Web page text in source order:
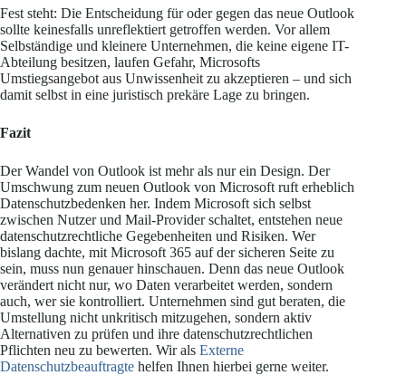
Fest steht: Die Entscheidung für oder gegen das neue Outlook
sollte keinesfalls unreflektiert getroffen werden. Vor allem
Selbständige und kleinere Unternehmen, die keine eigene IT-
Abteilung besitzen, laufen Gefahr, Microsofts
Umstiegsangebot aus Unwissenheit zu akzeptieren – und sich
damit selbst in eine juristisch prekäre Lage zu bringen.
Fazit
Der Wandel von Outlook ist mehr als nur ein Design. Der
Umschwung zum neuen Outlook von Microsoft ruft erheblich
Datenschutzbedenken her. Indem Microsoft sich selbst
zwischen Nutzer und Mail-Provider schaltet, entstehen neue
datenschutzrechtliche Gegebenheiten und Risiken. Wer
bislang dachte, mit Microsoft 365 auf der sicheren Seite zu
sein, muss nun genauer hinschauen. Denn das neue Outlook
verändert nicht nur, wo Daten verarbeitet werden, sondern
auch, wer sie kontrolliert. Unternehmen sind gut beraten, die
Umstellung nicht unkritisch mitzugehen, sondern aktiv
Alternativen zu prüfen und ihre datenschutzrechtlichen
Pflichten neu zu bewerten. Wir als Externe
Datenschutzbeauftragte helfen Ihnen hierbei gerne weiter.